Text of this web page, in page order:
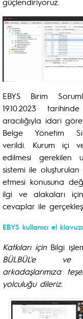
EBYS Birim
19.10.2023
aracılığıyla idari
Belge Yönetim
verildi. Kurum içi
edilmesi gerekilen
sistemi ile oluşturulan
etmesi konusuna
ilgi ve alakaları
cevaplar ile
EBYS kullanıcı el
Katkıları için Bilgi
BÜLBÜL'e
arkadaşlarımıza
yolculuğu dileriz.